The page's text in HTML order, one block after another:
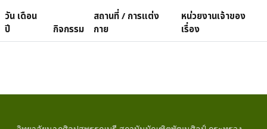
วัน เดือน
ปี
กิจกรรม
สถานที่ / การแต่ง
กาย
หน่วยงานเจ้าของ
เรื่อง